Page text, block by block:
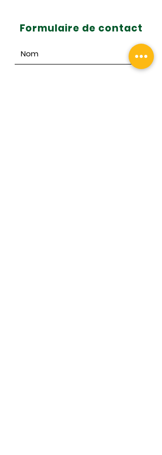
Formulaire de contact